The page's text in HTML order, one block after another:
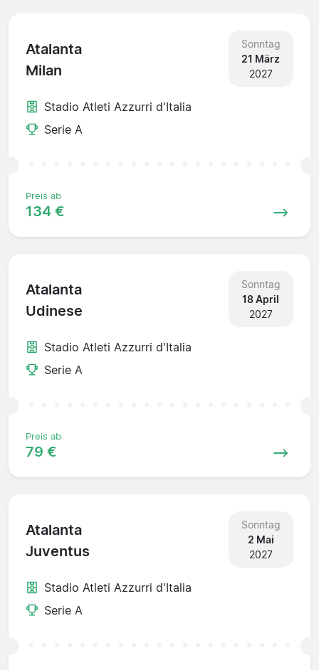
Atalanta
Milan
Sonntag
21 März
2027
Stadio Atleti Azzurri d'Italia
Serie A
Preis ab
134 €
Atalanta
Udinese
Sonntag
18 April
2027
Stadio Atleti Azzurri d'Italia
Serie A
Preis ab
79 €
Atalanta
Juventus
Sonntag
2 Mai
2027
Stadio Atleti Azzurri d'Italia
Serie A